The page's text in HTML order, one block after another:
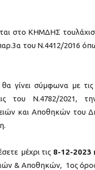
στο ΚΗΜΔΗΣ
του Ν.4412/2016
γίνει σύμφωνα με τις
του Ν.4782/2021,
και Αποθηκών του
μέχρι τις 8-12-2023
& Αποθηκών, 1ος